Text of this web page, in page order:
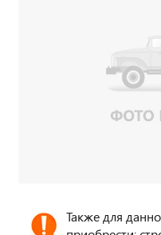
Также для